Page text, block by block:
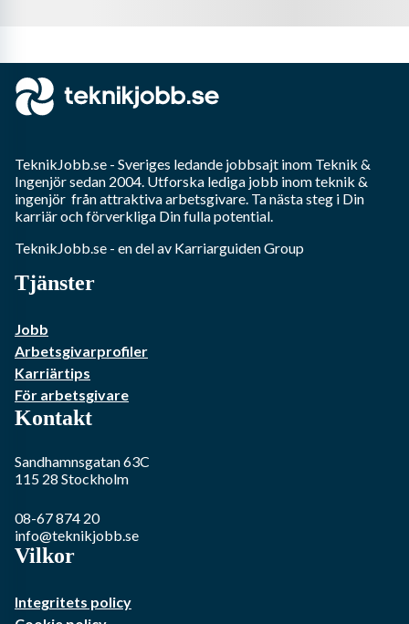
TeknikJobb.se - Sveriges ledande jobbsajt inom Teknik &
Ingenjörsedan 2004. Utforska lediga jobb inomteknik &
ingenjör från attraktiva arbetsgivare. Ta nästa steg i Din
karriär och förverkliga Din fulla potential.
TeknikJobb.se - en del av Karriarguiden Group
Tjänster
Jobb
Arbetsgivarprofiler
Karriärtips
För arbetsgivare
Kontakt
Sandhamnsgatan 63C
115 28 Stockholm
08-67 874 20
info@teknikjobb.se
Vilkor
Integritets policy